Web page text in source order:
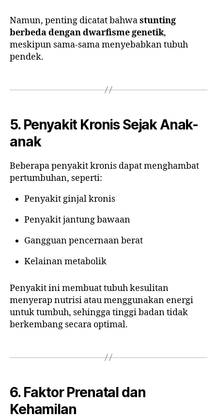
Namun, penting dicatat bahwastunting
berbeda dengan dwarfisme genetik,
meskipun sama-sama menyebabkan tubuh
pendek.
5. Penyakit Kronis Sejak Anak-
anak
Beberapa penyakit kronis dapat menghambat
pertumbuhan, seperti:
Penyakit ginjal kronis
Penyakit jantung bawaan
Gangguan pencernaan berat
Kelainan metabolik
Penyakit ini membuat tubuh kesulitan
menyerap nutrisi atau menggunakan energi
untuk tumbuh, sehingga tinggi badan tidak
berkembang secara optimal.
6. Faktor Prenatal dan
Kehamilan